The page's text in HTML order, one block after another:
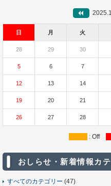
日 月 火
28 29 30
5 6 7
12 13 14
19 20 21
26 27 28
: Off
おしらせ・新着情報カ
すべてのカテゴリー (47)